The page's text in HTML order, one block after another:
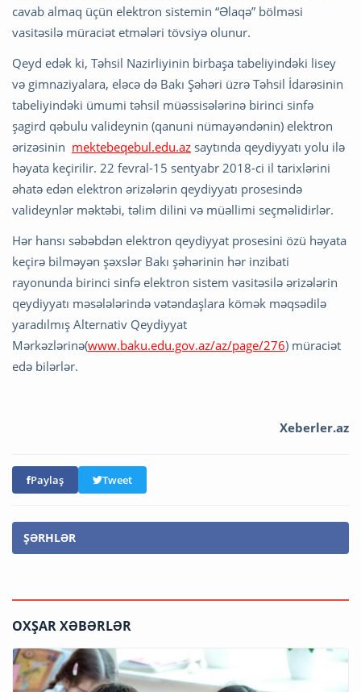
cavab almaq üçün elektron sistemin “Əlaqə” bölməsi
vasitəsilə müraciət etmələri tövsiyə olunur.
Qeyd edək ki, Təhsil Nazirliyinin birbaşa tabeliyindəki lisey
və gimnaziyalara, eləcə də Bakı Şəhəri üzrə Təhsil İdarəsinin
tabeliyindəki ümumi təhsil müəssisələrinə birinci sinfə
şagird qəbulu valideynin (qanuni nümayəndənin) elektron
ərizəsinin mektebeqebul.edu.az saytında qeydiyyatı yolu ilə
həyata keçirilir. 22 fevral-15 sentyabr 2018-ci il tarixlərini
əhatə edən elektron ərizələrin qeydiyyatı prosesində
valideynlər məktəbi, təlim dilini və müəllimi seçməlidirlər.
Hər hansı səbəbdən elektron qeydiyyat prosesini özü həyata
keçirə bilməyən şəxslər Bakı şəhərinin hər inzibati
rayonunda birinci sinfə elektron sistem vasitəsilə ərizələrin
qeydiyyatı məsələlərində vətəndaşlara kömək məqsədilə
yaradılmış Alternativ Qeydiyyat
Mərkəzlərinə(www.baku.edu.gov.az/az/page/276) müraciət
edə bilərlər.
Xeberler.az
Paylaş Tweet
ŞƏRHLƏR
OXŞAR XƏBƏRLƏR